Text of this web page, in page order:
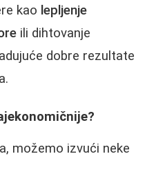
kao lepljenje
ili dihtovanje
dobre rezultate
možemo izvući neke